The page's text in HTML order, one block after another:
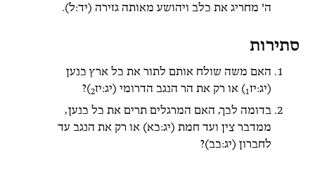
ה' מחריג את כלב ויהושע מאותה גזירה (יד:ל).
סתירות
האם משה שולח אותם לתור את כל ארץ כנען
(יג:יז1) או רק את הר הנגב הדרומי (יג:יז2
)?
בדומה לכך, האם המרגלים תרים את כל כנען,
ממדבר צין ועד חמת (יג:כא) או רק את הנגב עד
לחברון (יג:כב)?